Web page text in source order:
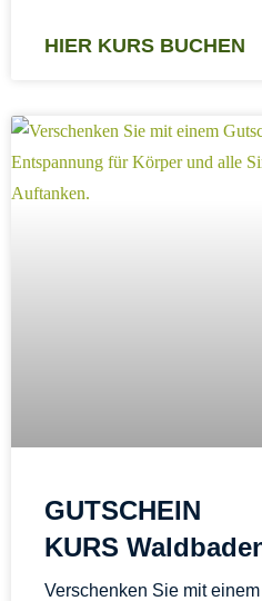
HIER KURS BUCHEN
GUTSCHEIN
KURS
Verschenken Sie mit